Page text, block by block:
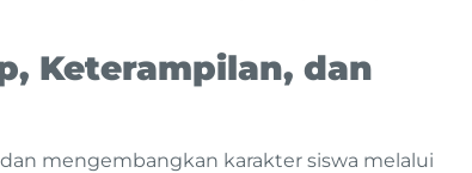
Keterampilan, dan
mengembangkan karakter siswa melalui